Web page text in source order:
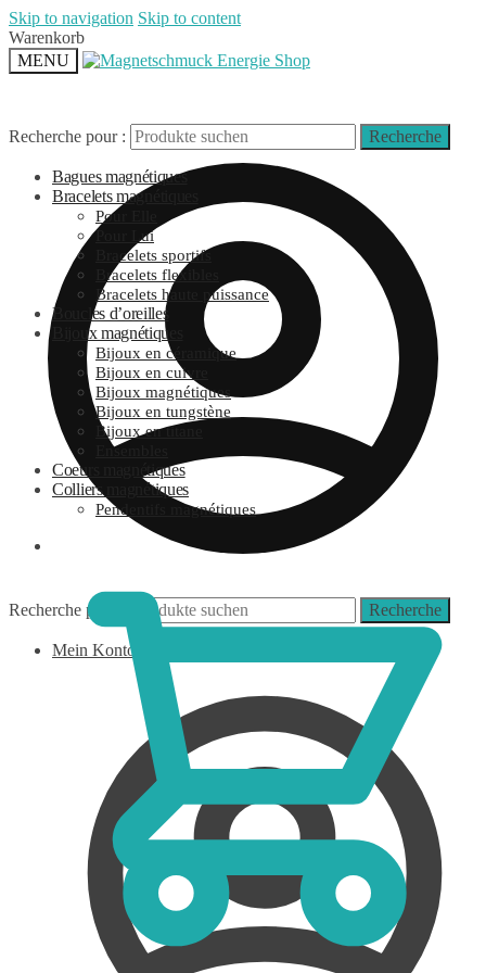
Skip to navigation Skip to content
Warenkorb
MENU
Recherche pour : Recherche
Mein Konto
Recherche pour : Recherche
Bagues magnétiques
Bracelets magnétiques
Pour Elle
Pour Lui
Bracelets sportifs
Bracelets flexibles
Bracelets haute puissance
Boucles d’oreilles
Bijoux magnétiques
Bijoux en céramique
Bijoux en cuivre
Bijoux magnétiques
Bijoux en tungstène
Bijoux en titane
Ensembles
Coeurs magnétiques
Colliers magnétiques
Pendentifs magnétiques